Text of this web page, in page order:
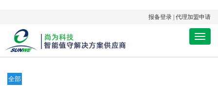
报备登录 代理加盟申请
手
机
导
全部